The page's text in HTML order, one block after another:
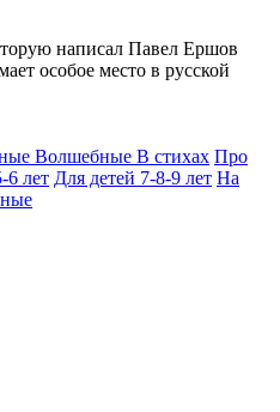
написал Павел Ершов
особое место в русской
Волшебные В стихах Про
6 лет Для детей 7-8-9 лет На